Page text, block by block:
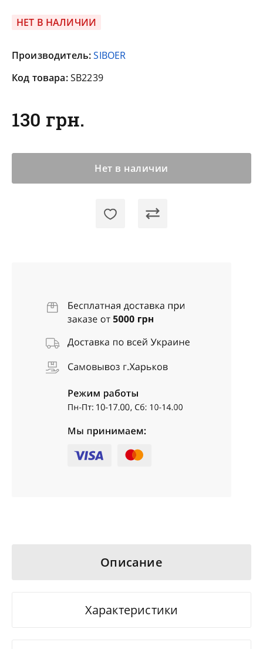
НЕТ В НАЛИЧИИ
Производитель:SIBOER
Код товара:SB2239
130 грн.
Нет в наличии
Описание
Характеристики